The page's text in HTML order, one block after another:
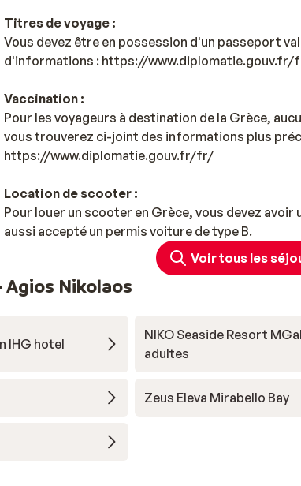
Titres de voyage :
Vous devez être en possession d'un passeport
d'informations : https://
Vaccination :
Pour les voyageurs à destination de la Grèce,
vous trouverez ci-joint des informations plus
https://www.diplomatie.gouv.fr/fr/
Location de scooter :
Pour louer un scooter en Grèce, vous devez
aussi accepté un permis voiture de type B.
Voir tous les
Nikolaos
IHG hotel
NIKO Seaside Resort
adultes
Zeus Eleva Mirabello Bay